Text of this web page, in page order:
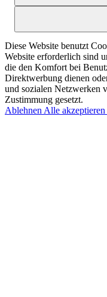
Diese Website benutzt
Website erforderlich sind
die den Komfort bei
Direktwerbung dienen
und sozialen Netzwerken
Zustimmung gesetzt.
Ablehnen Alle akzeptieren